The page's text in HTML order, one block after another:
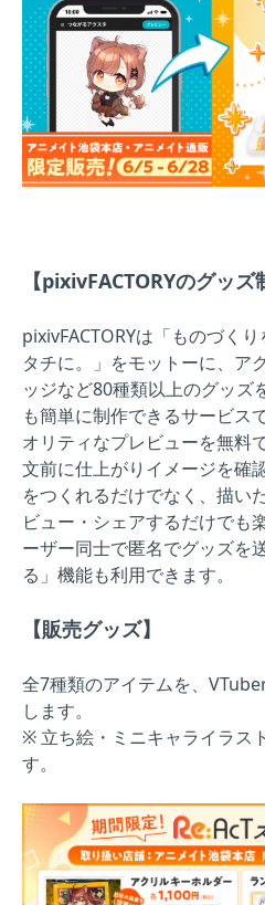
【pixivFACTORYのグッズ
pixivFACTORYは「ものづく
タチに。」をモットーに、ア
ッジなど80種類以上のグッズ
も簡単に制作できるサービス
オリティなプレビューを無料
文前に仕上がりイメージを確
をつくれるだけでなく、描い
ビュー・シェアするだけでも
ーザー同士で匿名でグッズを
る」機能も利用できます。
【販売グッズ】
全7種類のアイテムを、
します。
※ 立ち絵・ミニキャライラス
す。